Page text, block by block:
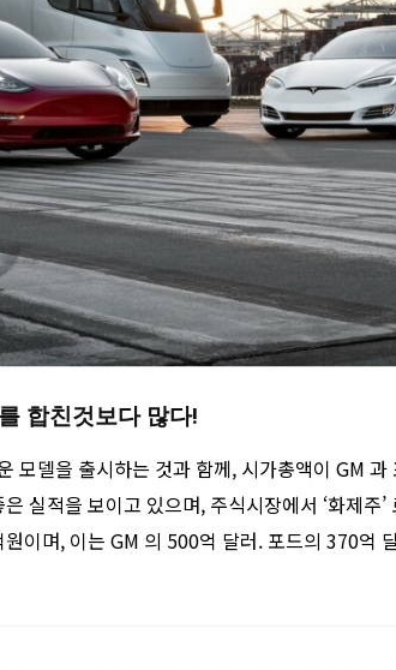
합친것보다 많다!
모델을 출시하는 것과 함께, 시가총액이 GM
실적을 보이고 있으며, 주식시장에서 ‘화제주
이며, 이는 GM 의 500억 달러. 포드의 370억